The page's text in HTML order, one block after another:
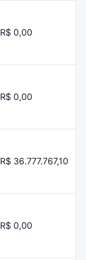
R$ 0,00
R$ 0,00
R$ 36.777.767,10
R$ 0,00